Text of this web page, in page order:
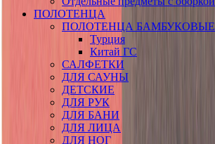
ПОЛОТЕНЦА
ПОЛОТЕНЦА БАМБУКОВЫЕ
Турция
Китай ГС
САЛФЕТКИ
ДЛЯ САУНЫ
ДЕТСКИЕ
ДЛЯ РУК
ДЛЯ БАНИ
ДЛЯ ЛИЦА
ДЛЯ НОГ